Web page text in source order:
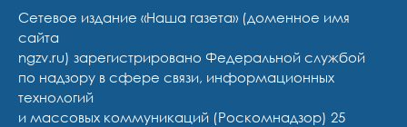
Сетевое издание «Наша газета» (доменное имя
сайта
ngzv.ru) зарегистрировано Федеральной службой
по надзору в сфере связи, информационных
технологий
и массовых коммуникаций (Роскомнадзор) 25